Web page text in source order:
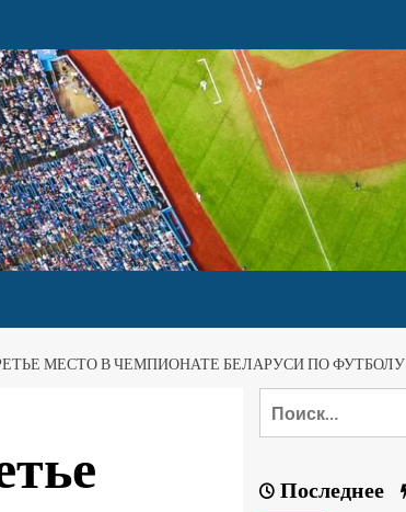
МЕСТО В ЧЕМПИОНАТЕ БЕЛАРУСИ ПО ФУТБОЛУ
Последнее